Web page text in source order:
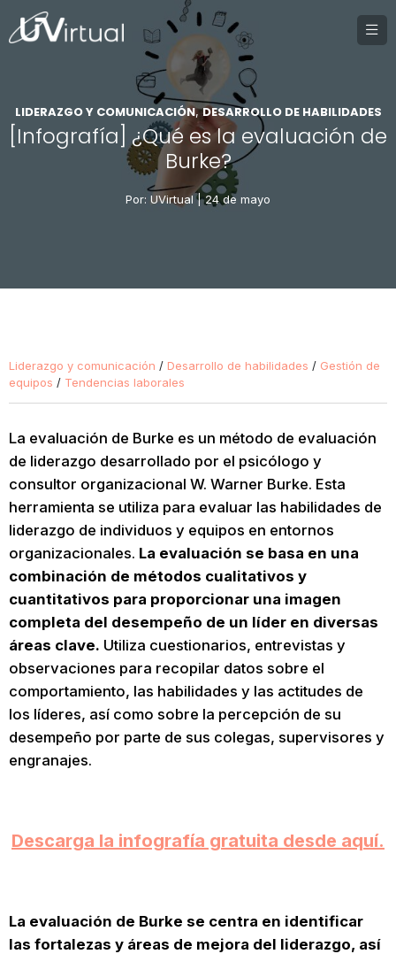
LIDERAZGO Y COMUNICACIÓN,DESARROLLO DE HABILIDADES
[Infografía] ¿Qué es la evaluación de
Burke?
Por: UVirtual |24 de mayo
Liderazgo y comunicación / Desarrollo de habilidades / Gestión de
equipos / Tendencias laborales
La evaluación de Burke es un método de evaluación
de liderazgo desarrollado por el psicólogo y
consultor organizacional W. Warner Burke. Esta
herramienta se utiliza para evaluar las habilidades de
liderazgo de individuos y equipos en entornos
organizacionales. La evaluación se basa en una
combinación de métodos cualitativos y
cuantitativos para proporcionar una imagen
completa del desempeño de un líder en diversas
áreas clave. Utiliza cuestionarios, entrevistas y
observaciones para recopilar datos sobre el
comportamiento, las habilidades y las actitudes de
los líderes, así como sobre la percepción de su
desempeño por parte de sus colegas, supervisores y
engranajes.
Descarga la infografía gratuita desde aquí.
La evaluación de Burke se centra en identificar
las fortalezas y áreas de mejora del liderazgo, así